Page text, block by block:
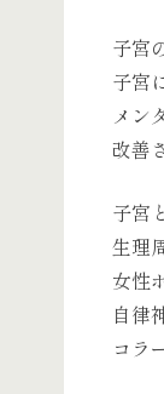
子宮
子宮
メン
改善
子宮
生理
女性
自律
コラ